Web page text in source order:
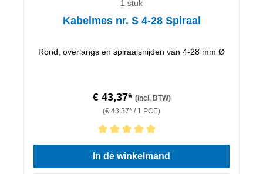
1 stuk
Kabelmes nr. S 4-28 Spiraal
Rond, overlangs en spiraalsnijden van 4-28 mm Ø
€ 43,37* (incl. BTW)
(€ 43,37* / 1 PCE)
Gemiddelde waardering van 5 van 5 sterren
In de winkelmand